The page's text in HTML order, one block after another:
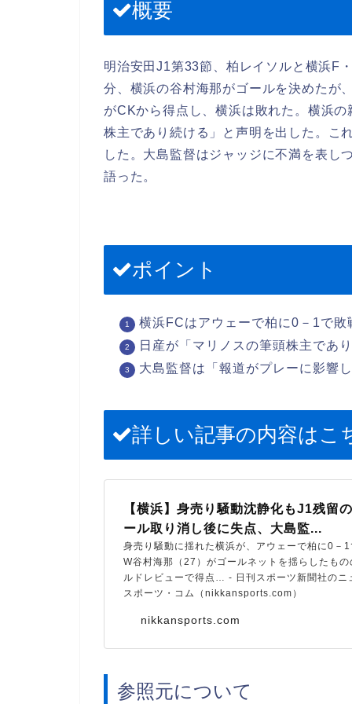
概要
明治安田J1第33節、柏レイソルと横浜F
分、横浜の谷村海那がゴールを決めたが
がCKから得点し、横浜は敗れた。横浜
株主であり続ける」と声明を出した。こ
した。大島監督はジャッジに不満を表し
語った。
ポイント
横浜FCはアウェーで柏に0－1で
日産が「マリノスの筆頭株主であ
大島監督は「報道がプレーに影響
詳しい記事の内容はこ
nikkansports.com
【横浜】身売り騒動沈静化もJ1残留
ール取り消し後に失点、大島監...
身売り騒動に揺れた横浜が、アウェーで柏に0－
W谷村海那（27）がゴールネットを揺らしたも
ルドレビューで得点… - 日刊スポーツ新聞社のニ
スポーツ・コム（nikkansports.com）
参照元について